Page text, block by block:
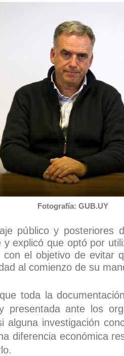
Fotografía: GUB.UY
público y posteriores
y explicó que optó por
el objetivo de evitar
al comienzo de su
toda la
presentada ante los
alguna investigación
diferencia económica